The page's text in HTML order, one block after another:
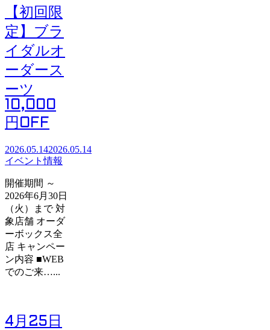
【初回限
定】ブラ
イダルオ
ーダース
ーツ
10,000
円OFF
2026.05.142026.05.14
イベント情報
開催期間 ～
2026年6月30日
（火）まで 対
象店舗 オーダ
ーボックス全
店 キャンペー
ン内容 ■WEB
でのご来…...
4月25日